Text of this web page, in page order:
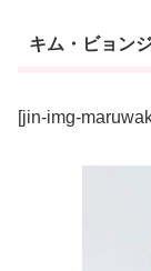
キム・ビョン
[jin-img-